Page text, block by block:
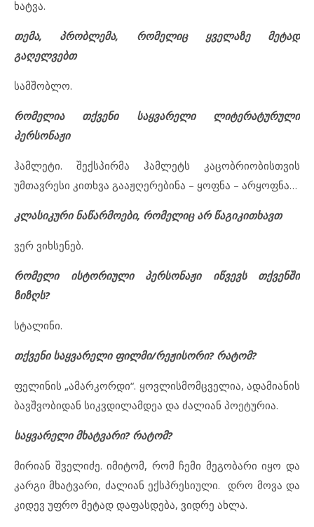
ხატვა.
თემა, პრობლემა, რომელიც ყველაზე მეტად
გაღელვებთ
სამშობლო.
რომელია თქვენი საყვარელი ლიტერატურული
პერსონაჟი
ჰამლეტი. შექსპირმა ჰამლეტს კაცობრიობისთვის
უმთავრესი კითხვა გააჟღერებინა – ყოფნა – არყოფნა…
კლასიკური ნაწარმოები, რომელიც არ წაგიკითხავთ
ვერ ვიხსენებ.
რომელი ისტორიული პერსონაჟი იწვევს თქვენში
ზიზღს?
სტალინი.
თქვენი საყვარელი ფილმი/რეჟისორი? რატომ?
ფელინის „ამარკორდი“. ყოვლისმომცველია, ადამიანის
ბავშვობიდან სიკვდილამდეა და ძალიან პოეტურია.
საყვარელი მხატვარი? რატომ?
მირიან შველიძე. იმიტომ, რომ ჩემი მეგობარი იყო და
კარგი მხატვარი, ძალიან ექსპრესიული. დრო მოვა და
კიდევ უფრო მეტად დაფასდება, ვიდრე ახლა.